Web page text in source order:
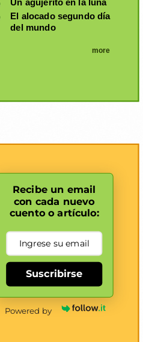
Un agujerito en la luna
El alocado segundo día
del mundo
more
Recibe un email
con cada nuevo
cuento o artículo:
Suscribirse
Powered by